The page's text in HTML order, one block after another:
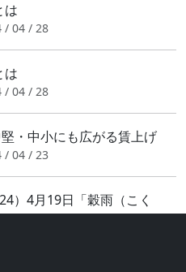
は
/ 04 / 28
は
/ 04 / 28
・中小にも広がる賃上げ
/ 04 / 23
4月19日「穀雨（こく